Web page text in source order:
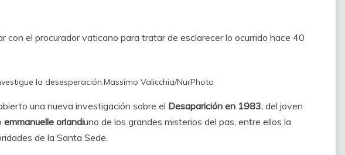
con el procurador vaticano para tratar de esclarecer lo ocurrido hace 40
la desesperación.Massimo Valicchia/NurPhoto
una nueva investigación sobre el Desaparición en 1983. del joven
emmanuelle orlandiuno de los grandes misterios del pas, entre ellos la
de la Santa Sede.